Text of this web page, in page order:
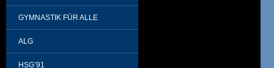
GYMNASTIK FÜR ALLE
ALG
HSG’91